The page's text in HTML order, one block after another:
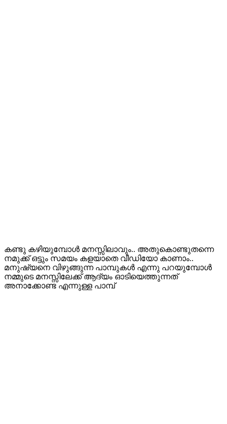
കണ്ടു കഴിയുമ്പോൾ മനസ്സിലാവും.. അതുകൊണ്ടുതന്നെ
നമുക്ക് ഒട്ടും സമയം കളയാതെ വീഡിയോ കാണാം..
മനുഷ്യനെ വിഴുങ്ങുന്ന പാമ്പുകൾ എന്നു പറയുമ്പോൾ
നമ്മുടെ മനസ്സിലേക്ക് ആദ്യം ഓടിയെത്തുന്നത്
അനാക്കോണ്ട എന്നുള്ള പാമ്പ്